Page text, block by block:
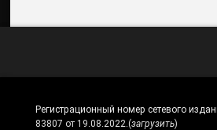
Регистрационный номер сетевого
83807 от 19.08.2022.(загрузить)